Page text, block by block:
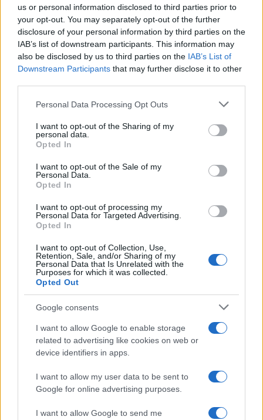
us or personal information disclosed to third parties prior to
your opt-out. You may separately opt-out of the further
disclosure of your personal information by third parties on the
IAB’s list of downstream participants. This information may
also be disclosed by us to third parties on the IAB’s List of
Downstream Participants that may further disclose it to other
Please note that this website/app uses one or more Google
not limited to your visit or usage behaviour. You may click to
grant or deny consent to Google and its third-party tags to
use your data for below specified purposes in below Google
consent section.
Personal Data Processing Opt Outs
I want to opt-out of the Sharing of my
personal data.
Opted In
I want to opt-out of the Sale of my
Personal Data.
Opted In
I want to opt-out of processing my
Personal Data for Targeted Advertising.
Opted In
I want to opt-out of Collection, Use,
Retention, Sale, and/or Sharing of my
Personal Data that Is Unrelated with the
Purposes for which it was collected.
Opted Out
Google consents
I want to allow Google to enable storage
related to advertising like cookies on web or
device identifiers in apps.
I want to allow my user data to be sent to
Google for online advertising purposes.
I want to allow Google to send me
Continua a leggere
LIFESTYLE
Mostre a Parigi estate 2026: cosa vedere nei musei e
spazi espositivi